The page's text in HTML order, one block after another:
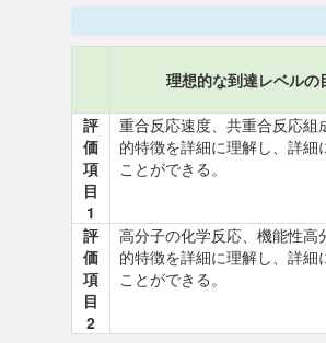
理想的な到達レベルの
評
価
項
目
1
重合反応速度、共重合反応組
的特徴を詳細に理解し、詳細
ことができる。
評
価
項
目
2
高分子の化学反応、機能性高
的特徴を詳細に理解し、詳細
ことができる。